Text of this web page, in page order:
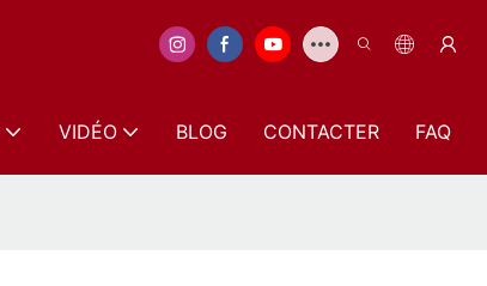
VIDÉO BLOG CONTACTER FAQ